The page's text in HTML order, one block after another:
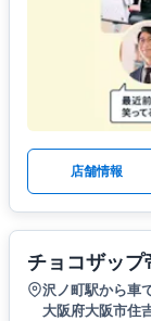
店舗情報
チョコザッ
沢ノ町駅から車
大阪府大阪市住